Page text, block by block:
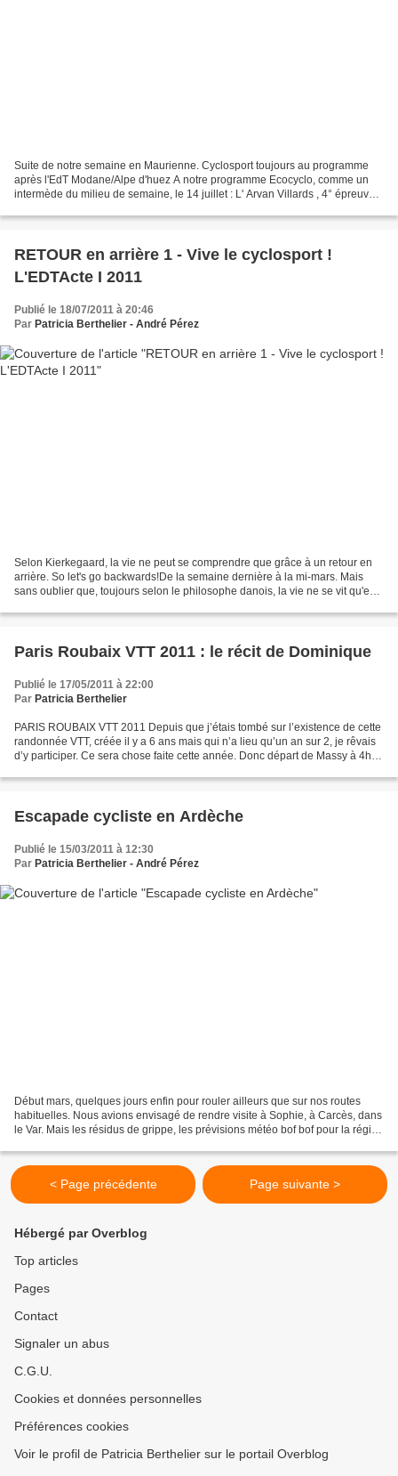
Suite de notre semaine en Maurienne. Cyclosport toujours au programme
après l'EdT Modane/Alpe d'huez A notre programme Ecocyclo, comme un
intermède du milieu de semaine, le 14 juillet : L' Arvan Villards , 4° épreuve
RETOUR en arrière 1 - Vive le cyclosport !
L'EDTActe I 2011
Publié le 18/07/2011 à 20:46
Par Patricia Berthelier - André Pérez
Selon Kierkegaard, la vie ne peut se comprendre que grâce à un retour en
arrière. So let's go backwards!De la semaine dernière à la mi-mars. Mais
sans oublier que, toujours selon le philosophe danois, la vie ne se vit qu'en
Paris Roubaix VTT 2011 : le récit de Dominique
Publié le 17/05/2011 à 22:00
Par Patricia Berthelier
PARIS ROUBAIX VTT 2011 Depuis que j’étais tombé sur l’existence de cette
randonnée VTT, créée il y a 6 ans mais qui n’a lieu qu’un an sur 2, je rêvais
d’y participer. Ce sera chose faite cette année. Donc départ de Massy à 4h
Escapade cycliste en Ardèche
Publié le 15/03/2011 à 12:30
Par Patricia Berthelier - André Pérez
Début mars, quelques jours enfin pour rouler ailleurs que sur nos routes
habituelles. Nous avions envisagé de rendre visite à Sophie, à Carcès, dans
le Var. Mais les résidus de grippe, les prévisions météo bof bof pour la région
< Page précédente Page suivante >
Hébergé par Overblog
Top articles
Pages
Contact
Signaler un abus
C.G.U.
Cookies et données personnelles
Préférences cookies
Voir le profil de Patricia Berthelier sur le portail Overblog